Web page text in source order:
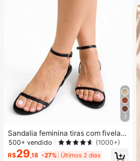
7
Sandalia feminina tiras com fivela n
o tornozelo 20.07
500+ vendido (1000+)
R$29,18 -27% Últimos 2 dias